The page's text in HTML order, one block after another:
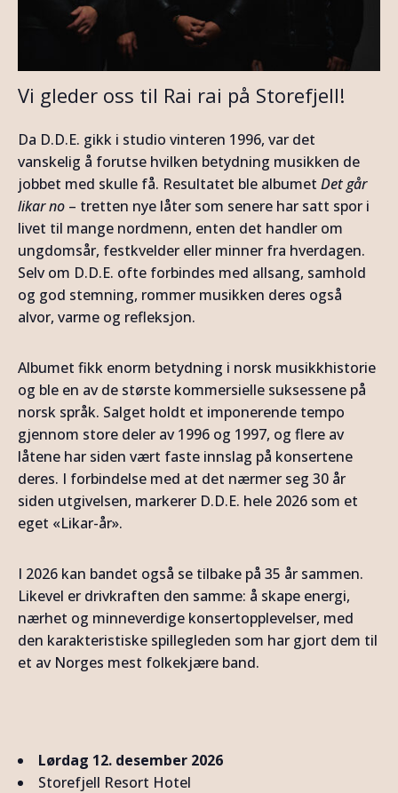
Vi gleder oss til Rai rai på Storefjell!
Da D.D.E. gikk i studio vinteren 1996, var det
vanskelig å forutse hvilken betydning musikken de
jobbet med skulle få. Resultatet ble albumet Det går
likar no – tretten nye låter som senere har satt spor i
livet til mange nordmenn, enten det handler om
ungdomsår, festkvelder eller minner fra hverdagen.
Selv om D.D.E. ofte forbindes med allsang, samhold
og god stemning, rommer musikken deres også
alvor, varme og refleksjon.
Albumet fikk enorm betydning i norsk musikkhistorie
og ble en av de største kommersielle suksessene på
norsk språk. Salget holdt et imponerende tempo
gjennom store deler av 1996 og 1997, og flere av
låtene har siden vært faste innslag på konsertene
deres. I forbindelse med at det nærmer seg 30 år
siden utgivelsen, markerer D.D.E. hele 2026 som et
eget «Likar-år».
I 2026 kan bandet også se tilbake på 35 år sammen.
Likevel er drivkraften den samme: å skape energi,
nærhet og minneverdige konsertopplevelser, med
den karakteristiske spillegleden som har gjort dem til
et av Norges mest folkekjære band.
Lørdag 12. desember 2026
Storefjell Resort Hotel